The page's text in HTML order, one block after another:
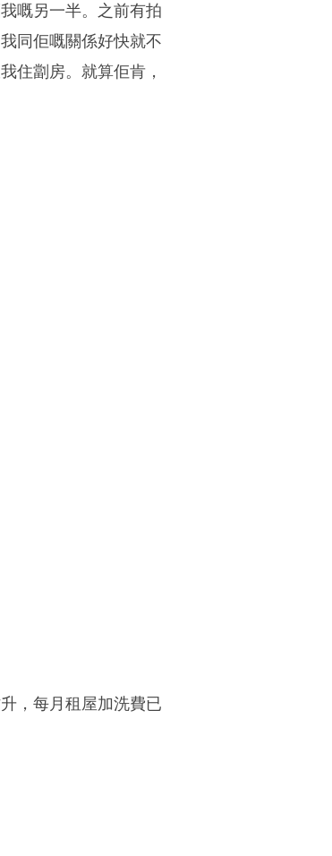
嘅另一半。之前有拍
同佢嘅關係好快就不
住劏房。就算佢肯，
，每月租屋加洗費已